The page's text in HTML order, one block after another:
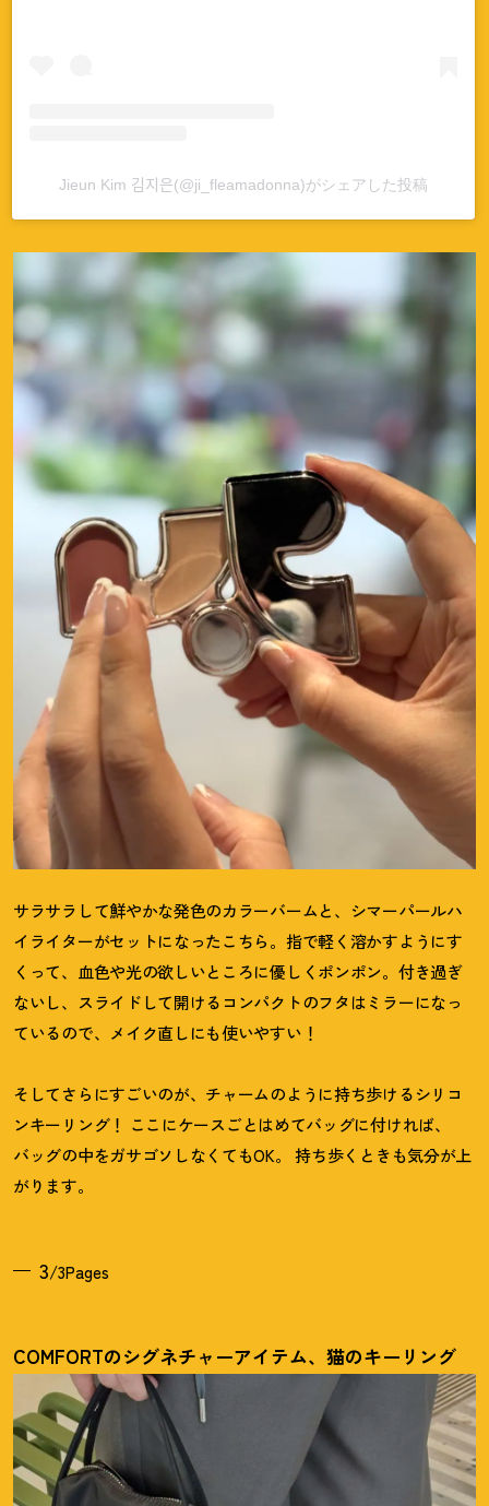
Jieun Kim 김지은(@ji_fleamadonna)がシェアした投稿
サラサラして鮮やかな発色のカラーバームと、シマーパールハ
イライターがセットになったこちら。指で軽く溶かすようにす
くって、血色や光の欲しいところに優しくポンポン。付き過ぎ
ないし、スライドして開けるコンパクトのフタはミラーになっ
ているので、メイク直しにも使いやすい ！
そしてさらにすごいのが、チャームのように持ち歩けるシリコ
ンキーリング！ ここにケースごとはめてバッグに付ければ、
バッグの中をガサゴソしなくてもOK。 持ち歩くときも気分が上
がります。
3/3Pages
COMFORTのシグネチャーアイテム、猫のキーリング